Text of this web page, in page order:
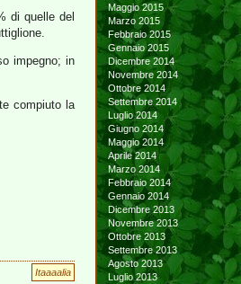
di quelle del
impegno; in
compiuto la
Itaaaalia
Maggio 2015
Marzo 2015
Febbraio 2015
Gennaio 2015
Dicembre 2014
Novembre 2014
Ottobre 2014
Settembre 2014
Luglio 2014
Giugno 2014
Maggio 2014
Aprile 2014
Marzo 2014
Febbraio 2014
Gennaio 2014
Dicembre 2013
Novembre 2013
Ottobre 2013
Settembre 2013
Agosto 2013
Luglio 2013